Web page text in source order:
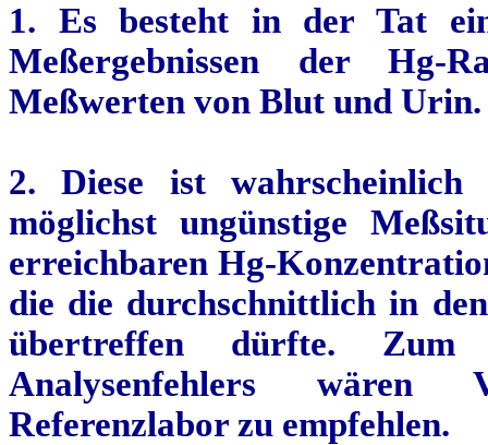
1. Es besteht in der Tat
Meßergebnissen der Hg-
Meßwerten von Blut und Urin.
2. Diese ist
möglichst ungünstige
erreichbaren Hg-
die die durchschnittlich in
übertreffen dürfte.
Analysenfehlers wären
Referenzlabor zu empfehlen.